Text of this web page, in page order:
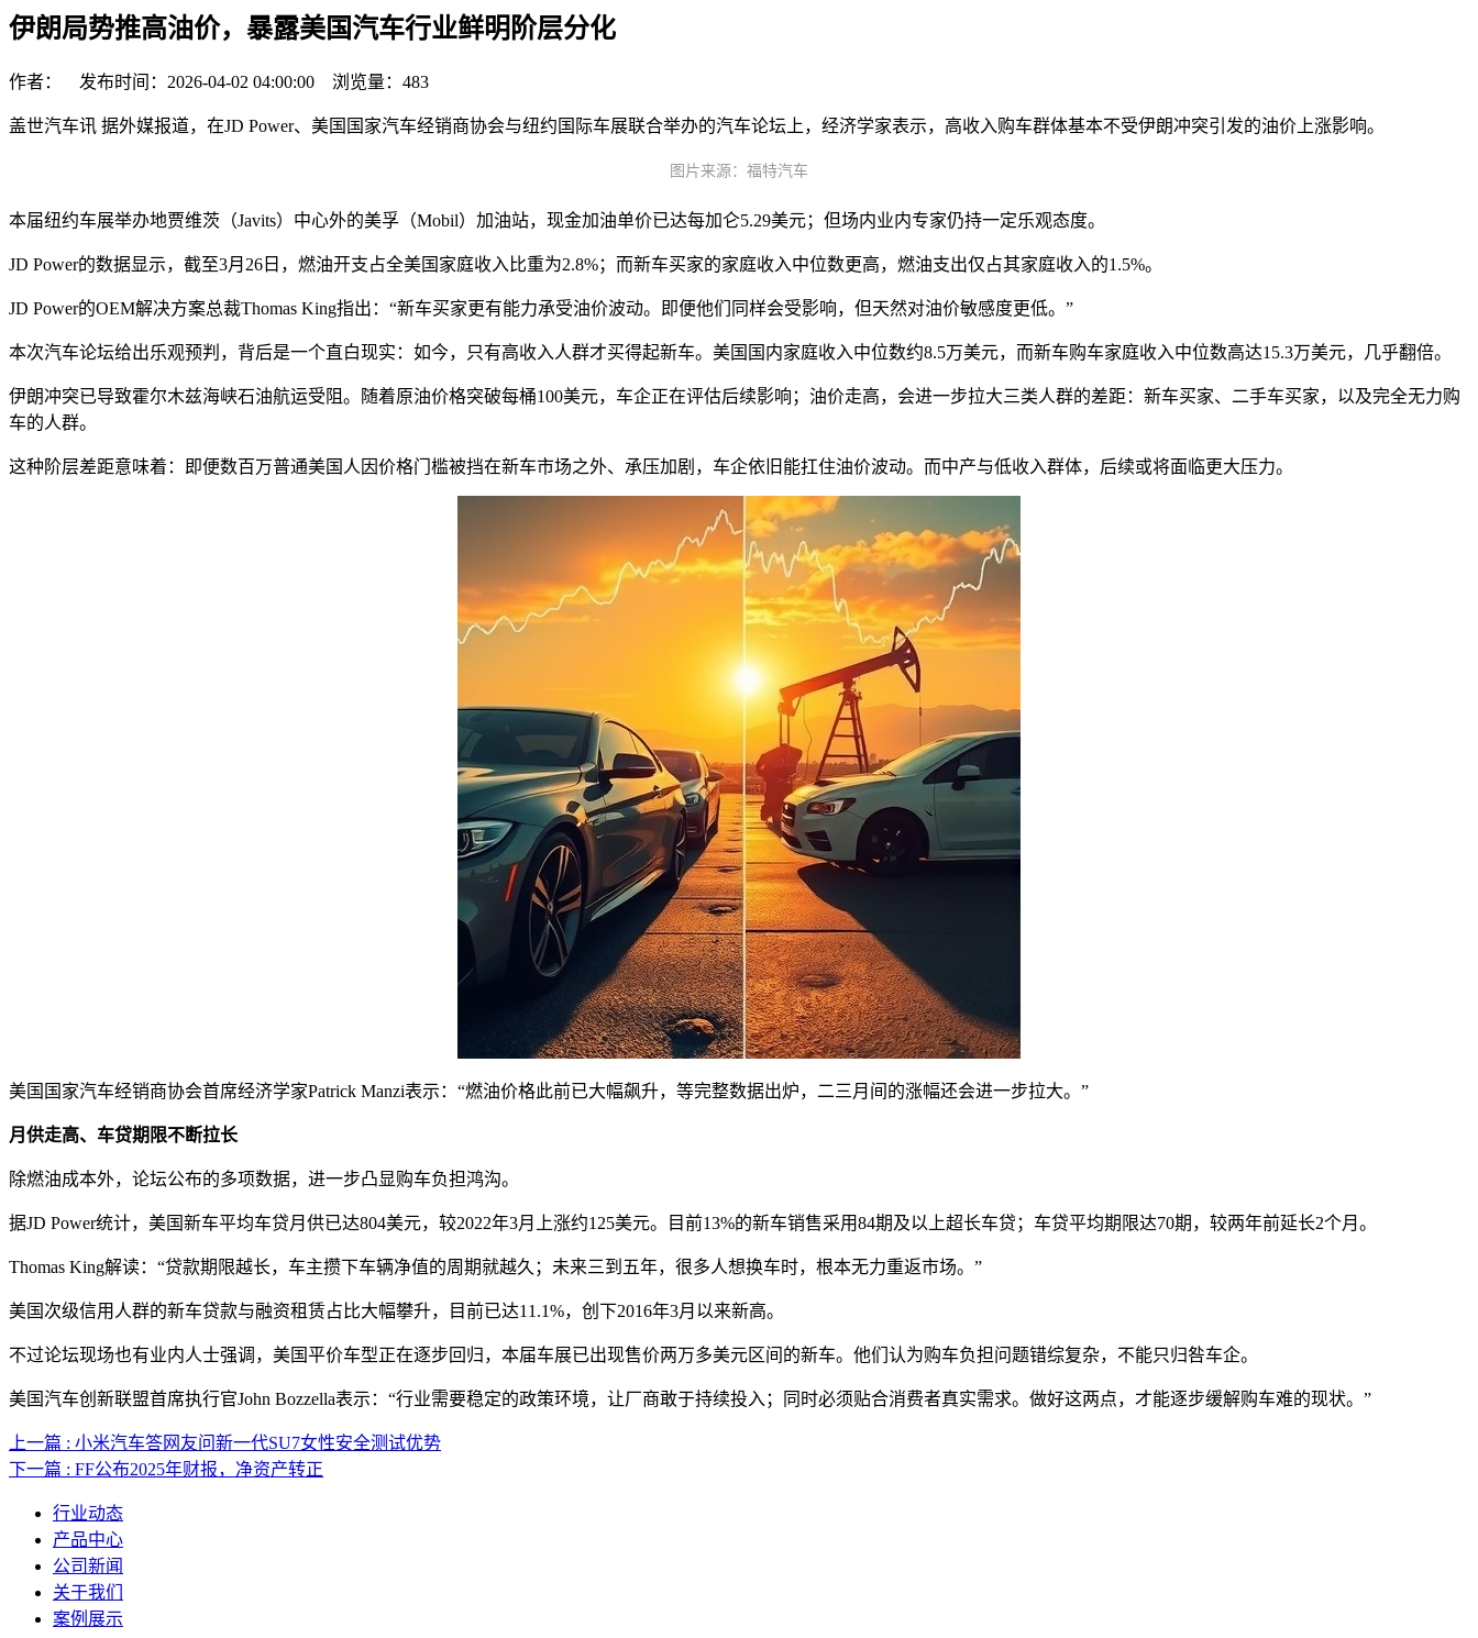
伊朗局势推高油价，暴露美国汽车行业鲜明阶层分化
作者： 发布时间：2026-04-02 04:00:00 浏览量： 483
盖世汽车讯 据外媒报道，在JD Power、美国国家汽车经销商协会与纽约国际车展联合举办的汽车论坛上，经济学家表示，高收入购车群体基本不受伊朗冲突引发的油价上涨影响。
图片来源：福特汽车
本届纽约车展举办地贾维茨（Javits）中心外的美孚（Mobil）加油站，现金加油单价已达每加仑5.29美元；但场内业内专家仍持一定乐观态度。
JD Power的数据显示，截至3月26日，燃油开支占全美国家庭收入比重为2.8%；而新车买家的家庭收入中位数更高，燃油支出仅占其家庭收入的1.5%。
JD Power的OEM解决方案总裁Thomas King指出：“新车买家更有能力承受油价波动。即便他们同样会受影响，但天然对油价敏感度更低。”
本次汽车论坛给出乐观预判，背后是一个直白现实：如今，只有高收入人群才买得起新车。美国国内家庭收入中位数约8.5万美元，而新车购车家庭收入中位数高达15.3万美元，几乎翻倍。
伊朗冲突已导致霍尔木兹海峡石油航运受阻。随着原油价格突破每桶100美元，车企正在评估后续影响；油价走高，会进一步拉大三类人群的差距：新车买家、二手车买家，以及完全无力购
车的人群。
这种阶层差距意味着：即便数百万普通美国人因价格门槛被挡在新车市场之外、承压加剧，车企依旧能扛住油价波动。而中产与低收入群体，后续或将面临更大压力。
美国国家汽车经销商协会首席经济学家Patrick Manzi表示：“燃油价格此前已大幅飙升，等完整数据出炉，二三月间的涨幅还会进一步拉大。”
月供走高、车贷期限不断拉长
除燃油成本外，论坛公布的多项数据，进一步凸显购车负担鸿沟。
据JD Power统计，美国新车平均车贷月供已达804美元，较2022年3月上涨约125美元。目前13%的新车销售采用84期及以上超长车贷；车贷平均期限达70期，较两年前延长2个月。
Thomas King解读：“贷款期限越长，车主攒下车辆净值的周期就越久；未来三到五年，很多人想换车时，根本无力重返市场。”
美国次级信用人群的新车贷款与融资租赁占比大幅攀升，目前已达11.1%，创下2016年3月以来新高。
不过论坛现场也有业内人士强调，美国平价车型正在逐步回归，本届车展已出现售价两万多美元区间的新车。他们认为购车负担问题错综复杂，不能只归咎车企。
美国汽车创新联盟首席执行官John Bozzella表示：“行业需要稳定的政策环境，让厂商敢于持续投入；同时必须贴合消费者真实需求。做好这两点，才能逐步缓解购车难的现状。”
上一篇 : 小米汽车答网友问新一代SU7女性安全测试优势
下一篇 : FF公布2025年财报，净资产转正
行业动态
产品中心
公司新闻
关于我们
案例展示